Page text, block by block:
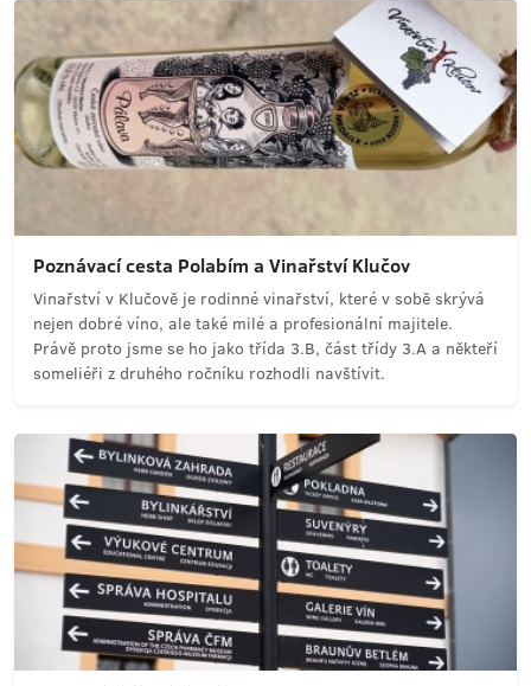
Poznávací cesta Polabím a Vinařství Klučov
Vinařství v Klučově je rodinné vinařství, které v sobě skrývá
nejen dobré víno, ale také milé a profesionální majitele.
Právě proto jsme se ho jako třída 3.B, část třídy 3.A a někteří
someliéři z druhého ročníku rozhodli navštívit.